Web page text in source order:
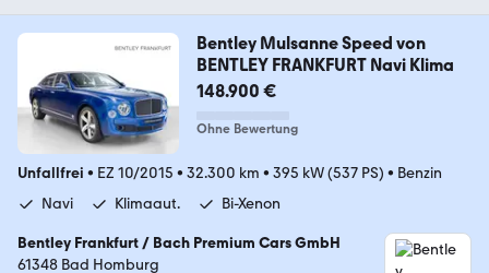
Bentley Mulsanne Speed von
BENTLEY FRANKFURT Navi Klima
148.900 €
Ohne Bewertung
Unfallfrei • EZ 10/2015 • 32.300 km • 395 kW (537 PS) • Benzin
Navi
Klimaaut. Bi-Xenon
Bentley Frankfurt / Bach Premium Cars GmbH
61348 Bad Homburg